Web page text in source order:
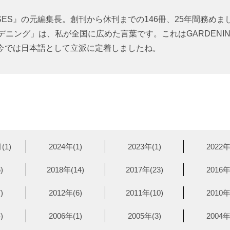
』の元編集長。創刊から休刊までの146冊、25年間務めま
ニング」は、私が全国に広めた言葉です。これは
は日本語として立派に定着しましたね。
(1) 2024年(1) 2023年(1) 2022
2018年(14) 2017年(23) 2016
2012年(6) 2011年(10) 2010
2006年(1) 2005年(3) 2004